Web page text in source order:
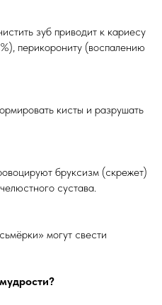
зуб приводит к кариесу
перикорониту (воспалению
кисты и разрушать
бруксизм (скрежет)
сустава.
могут свести